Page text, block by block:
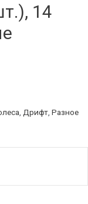
14
, Дрифт, Разное